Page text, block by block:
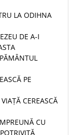
LA ODIHNA
DE A-I
PE
CEREASCĂ
CU